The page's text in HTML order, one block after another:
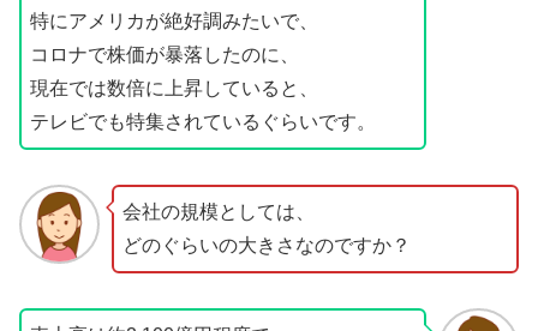
特にアメリカが絶好調みたいで、
コロナで株価が暴落したのに、
現在では数倍に上昇していると、
テレビでも特集されているぐらいです。
会社の規模としては、
どのぐらいの大きさなのですか？